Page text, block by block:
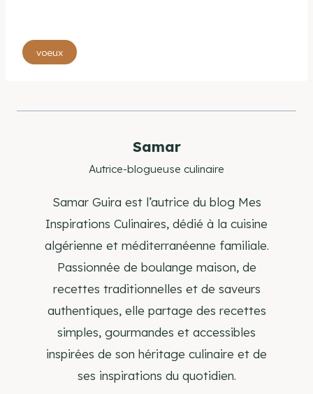
Étiquettes
de
publication :
voeux
Samar
Autrice-blogueuse culinaire
Samar Guira est l’autrice du blog Mes
Inspirations Culinaires, dédié à la cuisine
algérienne et méditerranéenne familiale.
Passionnée de boulange maison, de
recettes traditionnelles et de saveurs
authentiques, elle partage des recettes
simples, gourmandes et accessibles
inspirées de son héritage culinaire et de
ses inspirations du quotidien.